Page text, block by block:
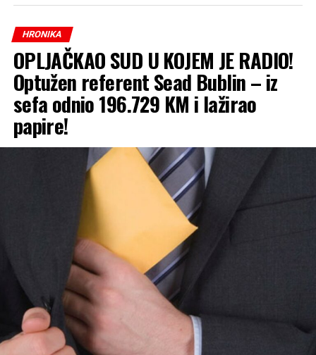
HRONIKA
OPLJAČKAO SUD U KOJEM JE RADIO!
Optužen referent Sead Bublin – iz
sefa odnio 196.729 KM i lažirao
papire!